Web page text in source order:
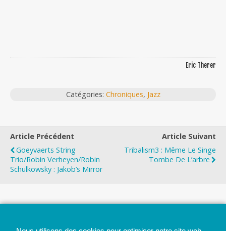
Eric Therer
Catégories: Chroniques, Jazz
Article Précédent
Goeyvaerts String
Trio/Robin Verheyen/Robin
Schulkowsky : Jakob’s Mirror
Article Suivant
Tribalism3 : Même Le Singe
Tombe De L’arbre